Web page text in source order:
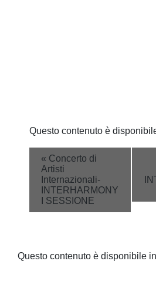
Questo contenuto è
Event
Navigation
« Concerto di
Artisti
Internazionali-
INTERHARMONY
I SESSIONE
Questo contenuto è disponibile